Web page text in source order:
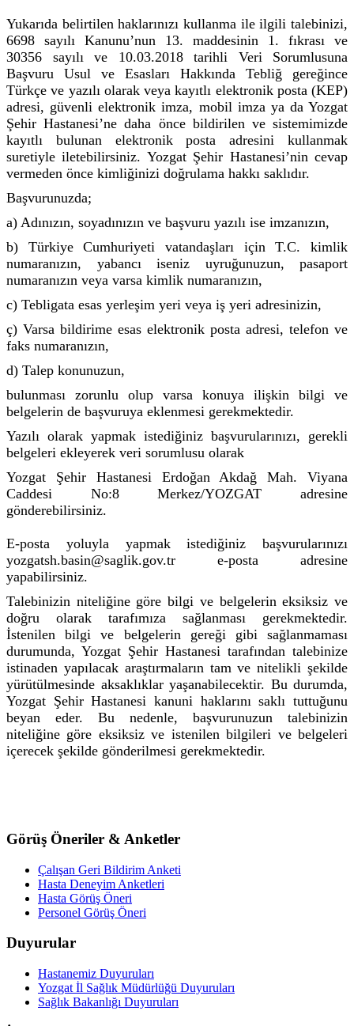
Yukarıda belirtilen haklarınızı kullanma ile ilgili talebinizi,
6698 sayılı Kanunu’nun 13. maddesinin 1. fıkrası ve
30356 sayılı ve 10.03.2018 tarihli Veri Sorumlusuna
Başvuru Usul ve Esasları Hakkında Tebliğ gereğince
Türkçe ve yazılı olarak veya kayıtlı elektronik posta (KEP)
adresi, güvenli elektronik imza, mobil imza ya da Yozgat
Şehir Hastanesi’ne daha önce bildirilen ve sistemimizde
kayıtlı bulunan elektronik posta adresini kullanmak
suretiyle iletebilirsiniz. Yozgat Şehir Hastanesi’nin cevap
vermeden önce kimliğinizi doğrulama hakkı saklıdır.
Başvurunuzda;
a) Adınızın, soyadınızın ve başvuru yazılı ise imzanızın,
b) Türkiye Cumhuriyeti vatandaşları için T.C. kimlik
numaranızın, yabancı iseniz uyruğunuzun, pasaport
numaranızın veya varsa kimlik numaranızın,
c) Tebligata esas yerleşim yeri veya iş yeri adresinizin,
ç) Varsa bildirime esas elektronik posta adresi, telefon ve
faks numaranızın,
d) Talep konunuzun,
bulunması zorunlu olup varsa konuya ilişkin bilgi ve
belgelerin de başvuruya eklenmesi gerekmektedir.
Yazılı olarak yapmak istediğiniz başvurularınızı, gerekli
belgeleri ekleyerek veri sorumlusu olarak
Yozgat Şehir Hastanesi Erdoğan Akdağ Mah. Viyana
Caddesi No:8 Merkez/YOZGAT adresine
gönderebilirsiniz.
E-posta yoluyla yapmak istediğiniz başvurularınızı
yozgatsh.basin@saglik.gov.tr e-posta adresine
yapabilirsiniz.
Talebinizin niteliğine göre bilgi ve belgelerin eksiksiz ve
doğru olarak tarafımıza sağlanması gerekmektedir.
İstenilen bilgi ve belgelerin gereği gibi sağlanmaması
durumunda, Yozgat Şehir Hastanesi tarafından talebinize
istinaden yapılacak araştırmaların tam ve nitelikli şekilde
yürütülmesinde aksaklıklar yaşanabilecektir. Bu durumda,
Yozgat Şehir Hastanesi kanuni haklarını saklı tuttuğunu
beyan eder. Bu nedenle, başvurunuzun talebinizin
niteliğine göre eksiksiz ve istenilen bilgileri ve belgeleri
içerecek şekilde gönderilmesi gerekmektedir.
Görüş Öneriler & Anketler
Çalışan Geri Bildirim Anketi
Hasta Deneyim Anketleri
Hasta Görüş Öneri
Personel Görüş Öneri
Duyurular
Hastanemiz Duyuruları
Yozgat İl Sağlık Müdürlüğü Duyuruları
Sağlık Bakanlığı Duyuruları